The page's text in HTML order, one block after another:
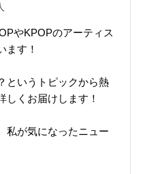
やKPOPのアーティス
ます！
というトピックから熱
しくお届けします！
私が気になったニュー